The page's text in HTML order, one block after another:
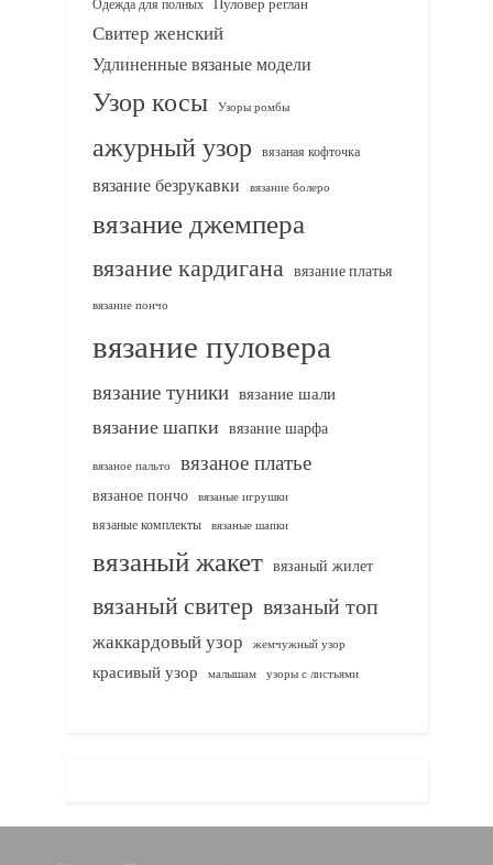
Одежда для полных Пуловер реглан
Свитер женский
Удлиненные вязаные модели
Узор косы Узоры ромбы
ажурный узор вязаная кофточка
вязание безрукавки вязание болеро
вязание джемпера
вязание кардигана вязание платья
вязание пончо
вязание пуловера
вязание туники вязание шали
вязание шапки вязание шарфа
вязаное пальто вязаное платье
вязаное пончо вязаные игрушки
вязаные комплекты
вязаные шапки
вязаный жакет вязаный жилет
вязаный свитер вязаный топ
жаккардовый узор жемчужный узор
красивый узор малышам узоры с листьями